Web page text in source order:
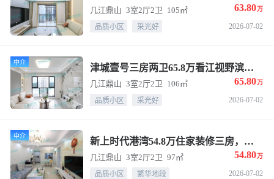
几江鼎山 3室2厅2卫 105㎡ 63.80万
品质小区 采光好 2026-07-02
中介
津城壹号三房两卫65.8万看江视野滨江路电梯房
几江鼎山 3室2厅2卫 106㎡ 65.80万
品质小区 采光好 2026-07-02
中介
新上时代港湾54.8万住家装修三房，港龙购物中心地段
几江鼎山 3室2厅2卫 97㎡ 54.80万
品质小区 繁华地段 2026-07-02
换一张